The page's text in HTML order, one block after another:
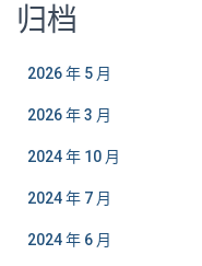
归档
2026 年 5 月
2026 年 3 月
2024 年 10 月
2024 年 7 月
2024 年 6 月